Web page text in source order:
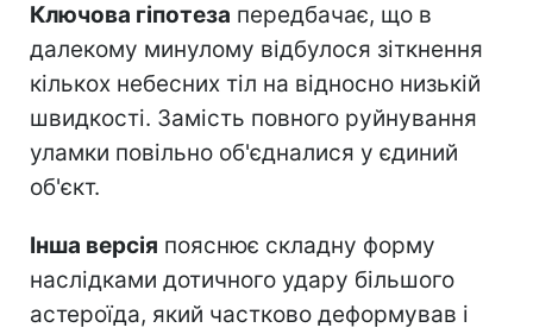
Ключова гіпотеза передбачає, що в
далекому минулому відбулося зіткнення
кількох небесних тіл на відносно низькій
швидкості. Замість повного руйнування
уламки повільно об'єдналися у єдиний
об'єкт.
Інша версія пояснює складну форму
наслідками дотичного удару більшого
астероїда, який частково деформував і